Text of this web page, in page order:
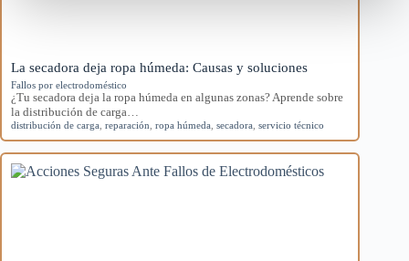
La secadora deja ropa húmeda: Causas y soluciones
Fallos por electrodoméstico
¿Tu secadora deja la ropa húmeda en algunas zonas? Aprende sobre
la distribución de carga…
distribución de carga reparación ropa húmeda secadora servicio técnico